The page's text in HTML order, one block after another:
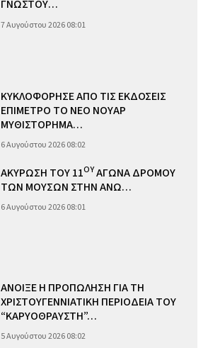
ΓΝΩΣΤΟΥ…
7 Αυγούστου 2026 08:01
ΚΥΚΛΟΦΟΡΗΣΕ ΑΠΟ ΤΙΣ ΕΚΔΟΣΕΙΣ
ΕΠΙΜΕΤΡΟ ΤΟ ΝΕΟ ΝΟΥΑΡ
ΜΥΘΙΣΤΟΡΗΜΑ…
6 Αυγούστου 2026 08:02
ΑΚΥΡΩΣΗ ΤΟΥ 11ΟΥΑΓΩΝΑ ΔΡΟΜΟΥ
ΤΩΝ ΜΟΥΣΩΝ ΣΤΗΝ ΑΝΩ…
6 Αυγούστου 2026 08:01
ΑΝΟΙΞΕ Η ΠΡΟΠΩΛΗΣΗ ΓΙΑ ΤΗ
ΧΡΙΣΤΟΥΓΕΝΝΙΑΤΙΚΗ ΠΕΡΙΟΔΕΙΑ ΤΟΥ
“ΚΑΡΥΟΘΡΑΥΣΤΗ”…
5 Αυγούστου 2026 08:02